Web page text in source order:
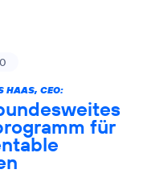
HAAS, CEO:
für